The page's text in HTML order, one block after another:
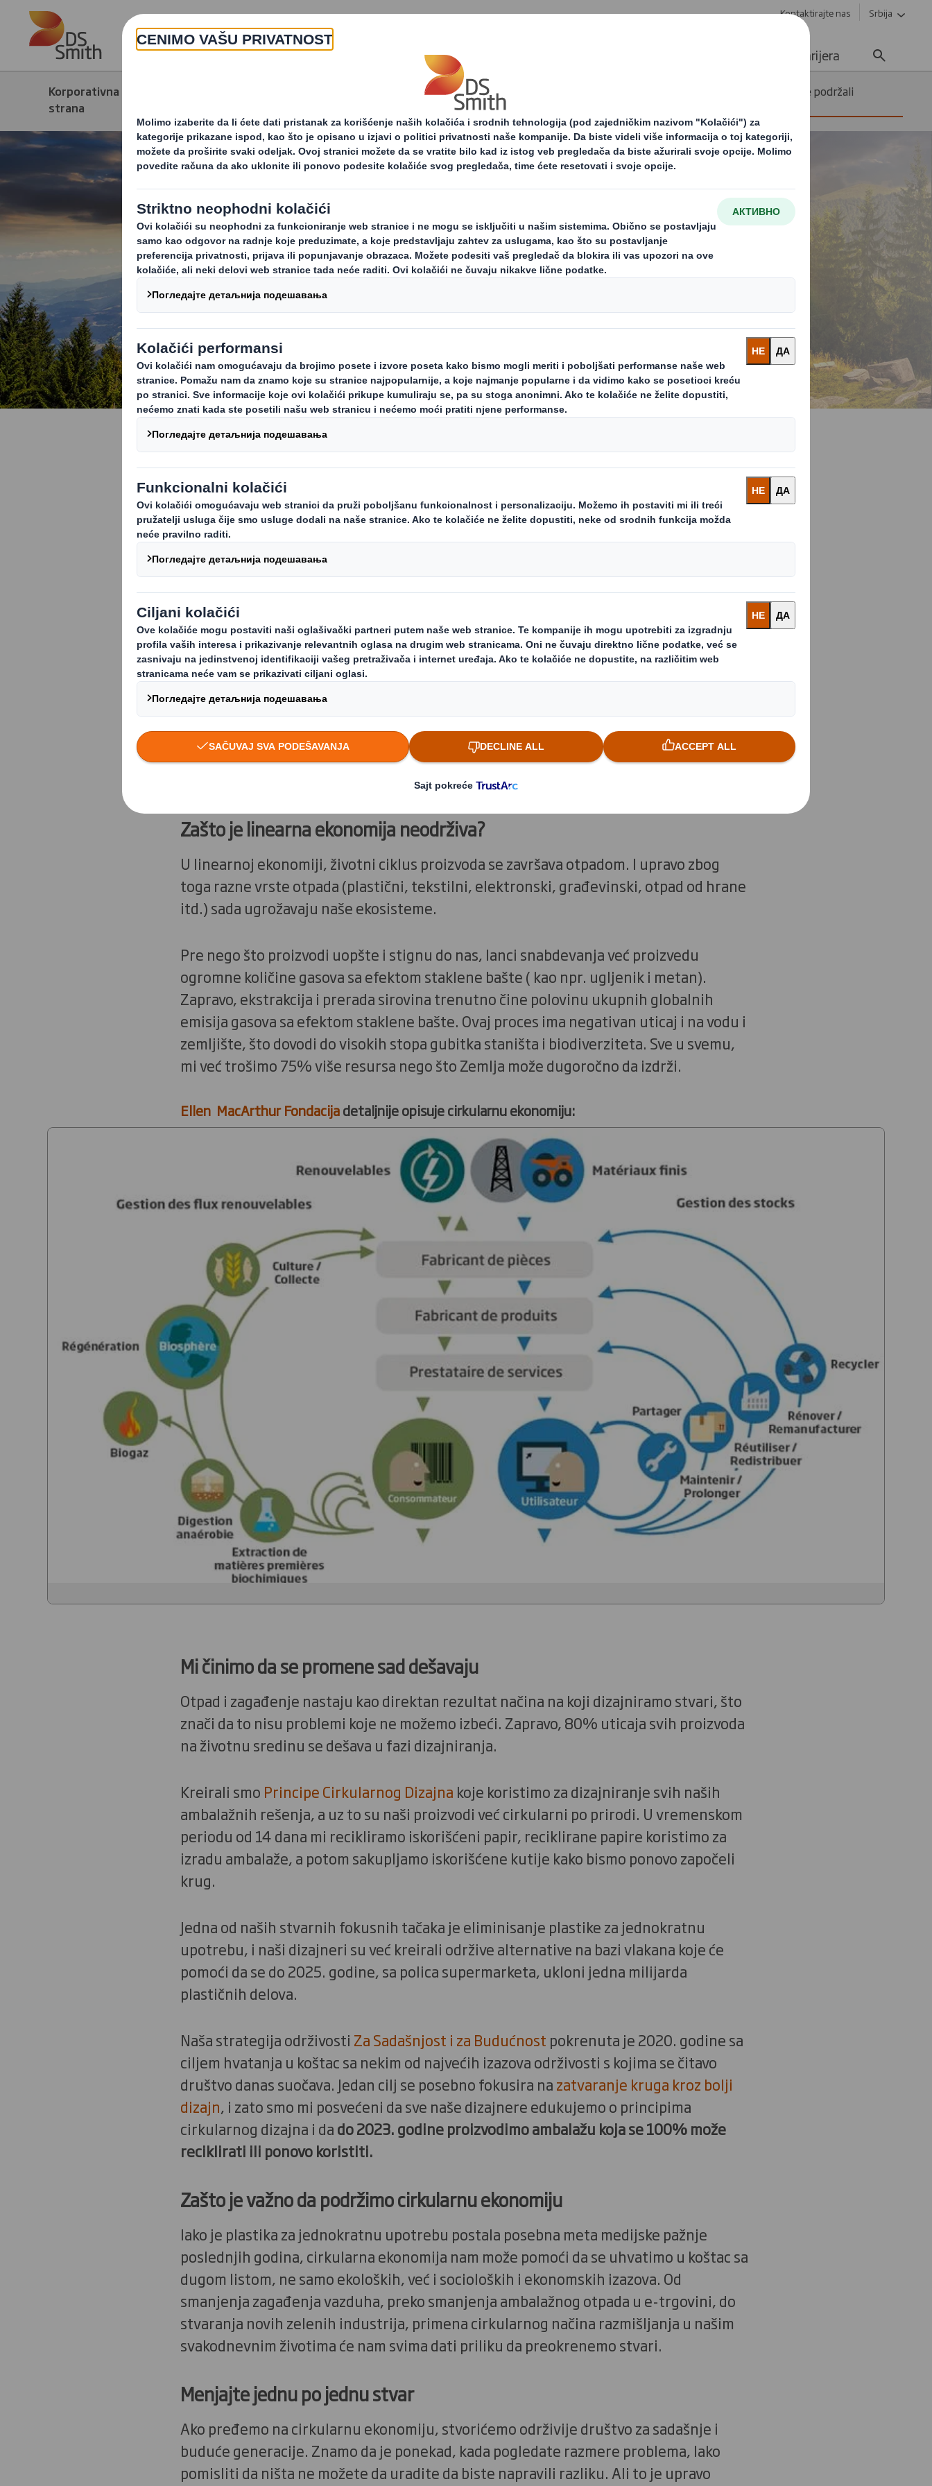
Skip to main content Kontaktirajte nas Srbija
O nama Karijera
Korporativna
strana
Saznajte više o cirkularnoj
ekonomiji
Šta možete učiniti kako biste podržali
Šta možete učiniti kako biste podržali
cirkularnu ekonomiju
Život u svetu u kome usvajamo samo način razmišljanja „uzmi-
napravi-baci” više nije održiv. Vreme je da preduzmemo akcije,
ne samo za kompanije i organizacije, već i za celo društvo.
Naš trenutni pristup resursima podrazumeva koncept „uzmi-napravi-baci”. Ovaj
model je osnova linearne ekonomije, u kojoj se sirovine prikupljaju i pretvaraju u
proizvode, proizvodi se kratko koriste, pa se zatim bacaju.
Zašto je linearna ekonomija neodrživa?
U linearnoj ekonomiji, životni ciklus proizvoda se završava otpadom. I upravo zbog
toga razne vrste otpada (plastični, tekstilni, elektronski, građevinski, otpad od hrane
itd.) sada ugrožavaju naše ekosisteme.
Pre nego što proizvodi uopšte i stignu do nas, lanci snabdevanja već proizvedu
ogromne količine gasova sa efektom staklene bašte ( kao npr. ugljenik i metan).
Zapravo, ekstrakcija i prerada sirovina trenutno čine polovinu ukupnih globalnih
emisija gasova sa efektom staklene bašte. Ovaj proces ima negativan uticaj i na vodu i
zemljište, što dovodi do visokih stopa gubitka staništa i biodiverziteta. Sve u svemu,
mi već trošimo 75% više resursa nego što Zemlja može dugoročno da izdrži.
Ellen MacArthur Fondacijadetaljnije opisuje cirkularnu ekonomiju:
Mi činimo da se promene sad dešavaju
Otpad i zagađenje nastaju kao direktan rezultat načina na koji dizajniramo stvari, što
znači da to nisu problemi koje ne možemo izbeći. Zapravo, 80% uticaja svih proizvoda
na životnu sredinu se dešava u fazi dizajniranja.
Kreirali smo Principe Cirkularnog Dizajna koje koristimo za dizajniranje svih naših
ambalažnih rešenja, a uz to su naši proizvodi već cirkularni po prirodi. U vremenskom
periodu od 14 dana mi recikliramo iskorišćeni papir, reciklirane papire koristimo za
izradu ambalaže, a potom sakupljamo iskorišćene kutije kako bismo ponovo započeli
krug.
Jedna od naših stvarnih fokusnih tačaka je eliminisanje plastike za jednokratnu
upotrebu, i naši dizajneri su već kreirali održive alternative na bazi vlakana koje će
pomoći da se do 2025. godine, sa polica supermarketa, ukloni jedna milijarda
plastičnih delova.
Naša strategija održivosti Za Sadašnjost i za Budućnost pokrenuta je 2020. godine sa
ciljem hvatanja u koštac sa nekim od najvećih izazova održivosti s kojima se čitavo
društvo danas suočava. Jedan cilj se posebno fokusira nazatvaranje kruga kroz bolji
dizajn, i zato smo mi posvećeni da sve naše dizajnere edukujemo o principima
cirkularnog dizajna i dado 2023. godine proizvodimo ambalažu koja se 100% može
reciklirati ili ponovo koristiti.
Zašto je važno da podržimo cirkularnu ekonomiju
Iako je plastika za jednokratnu upotrebu postala posebna meta medijske pažnje
poslednjih godina, cirkularna ekonomija nam može pomoći da se uhvatimo u koštac sa
dugom listom, ne samo ekoloških, već i socioloških i ekonomskih izazova. Od
smanjenja zagađenja vazduha, preko smanjenja ambalažnog otpada u e-trgovini, do
stvaranja novih zelenih industrija, primena cirkularnog načina razmišljanja u našim
svakodnevnim životima će nam svima dati priliku da preokrenemo stvari.
Menjajte jednu po jednu stvar
Ako pređemo na cirkularnu ekonomiju, stvorićemo održivije društvo za sadašnje i
buduće generacije. Znamo da je ponekad, kada pogledate razmere problema, lako
pomisliti da ništa ne možete da uradite da biste napravili razliku. Ali to je upravo